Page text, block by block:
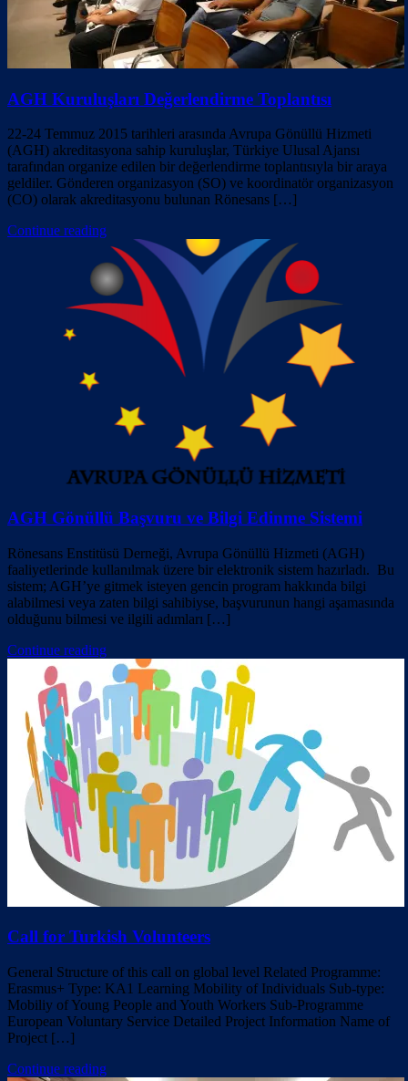
AGH Kuruluşları Değerlendirme Toplantısı
22-24 Temmuz 2015 tarihleri arasında Avrupa Gönüllü Hizmeti
(AGH) akreditasyona sahip kuruluşlar, Türkiye Ulusal Ajansı
tarafından organize edilen bir değerlendirme toplantısıyla bir araya
geldiler. Gönderen organizasyon (SO) ve koordinatör organizasyon
(CO) olarak akreditasyonu bulunan Rönesans […]
Continue reading
AGH Gönüllü Başvuru ve Bilgi Edinme Sistemi
Rönesans Enstitüsü Derneği, Avrupa Gönüllü Hizmeti (AGH)
faaliyetlerinde kullanılmak üzere bir elektronik sistem hazırladı. Bu
sistem; AGH’ye gitmek isteyen gencin program hakkında bilgi
alabilmesi veya zaten bilgi sahibiyse, başvurunun hangi aşamasında
olduğunu bilmesi ve ilgili adımları […]
Continue reading
Call for Turkish Volunteers
General Structure of this call on global level Related Programme:
Erasmus+ Type: KA1 Learning Mobility of Individuals Sub-type:
Mobiliy of Young People and Youth Workers Sub-Programme
European Voluntary Service Detailed Project Information Name of
Project […]
Continue reading